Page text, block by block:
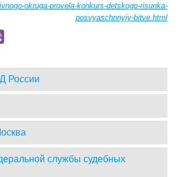
okruga-provela-konkurs-detskogo-risunka-
posvyaschnnyiy-bitve.html
России
службы судебных